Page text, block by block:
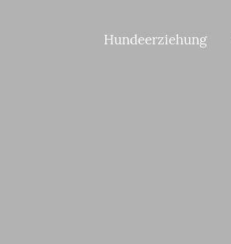
Hundeerziehung